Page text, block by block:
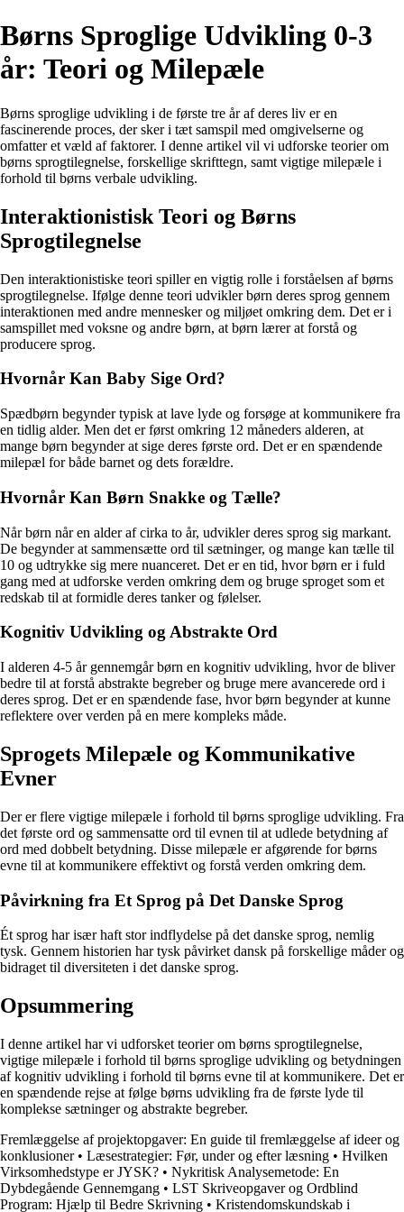
Børns Sproglige Udvikling 0-3
år: Teori og Milepæle
Børns sproglige udvikling i de første tre år af deres liv er en
fascinerende proces, der sker i tæt samspil med omgivelserne og
omfatter et væld af faktorer. I denne artikel vil vi udforske teorier om
børns sprogtilegnelse, forskellige skrifttegn, samt vigtige milepæle i
forhold til børns verbale udvikling.
Interaktionistisk Teori og Børns
Sprogtilegnelse
Den interaktionistiske teori spiller en vigtig rolle i forståelsen af børns
sprogtilegnelse. Ifølge denne teori udvikler børn deres sprog gennem
interaktionen med andre mennesker og miljøet omkring dem. Det er i
samspillet med voksne og andre børn, at børn lærer at forstå og
producere sprog.
Hvornår Kan Baby Sige Ord?
Spædbørn begynder typisk at lave lyde og forsøge at kommunikere fra
en tidlig alder. Men det er først omkring 12 måneders alderen, at
mange børn begynder at sige deres første ord. Det er en spændende
milepæl for både barnet og dets forældre.
Hvornår Kan Børn Snakke og Tælle?
Når børn når en alder af cirka to år, udvikler deres sprog sig markant.
De begynder at sammensætte ord til sætninger, og mange kan tælle til
10 og udtrykke sig mere nuanceret. Det er en tid, hvor børn er i fuld
gang med at udforske verden omkring dem og bruge sproget som et
redskab til at formidle deres tanker og følelser.
Kognitiv Udvikling og Abstrakte Ord
I alderen 4-5 år gennemgår børn en kognitiv udvikling, hvor de bliver
bedre til at forstå abstrakte begreber og bruge mere avancerede ord i
deres sprog. Det er en spændende fase, hvor børn begynder at kunne
reflektere over verden på en mere kompleks måde.
Sprogets Milepæle og Kommunikative
Evner
Der er flere vigtige milepæle i forhold til børns sproglige udvikling. Fra
det første ord og sammensatte ord til evnen til at udlede betydning af
ord med dobbelt betydning. Disse milepæle er afgørende for børns
evne til at kommunikere effektivt og forstå verden omkring dem.
Påvirkning fra Et Sprog på Det Danske Sprog
Ét sprog har især haft stor indflydelse på det danske sprog, nemlig
tysk. Gennem historien har tysk påvirket dansk på forskellige måder og
bidraget til diversiteten i det danske sprog.
Opsummering
I denne artikel har vi udforsket teorier om børns sprogtilegnelse,
vigtige milepæle i forhold til børns sproglige udvikling og betydningen
af kognitiv udvikling i forhold til børns evne til at kommunikere. Det er
en spændende rejse at følge børns udvikling fra de første lyde til
komplekse sætninger og abstrakte begreber.
Fremlæggelse af projektopgaver: En guide til fremlæggelse af ideer og
konklusioner• Læsestrategier: Før, under og efter læsning • Hvilken
Virksomhedstype er JYSK? • Nykritisk Analysemetode: En
Dybdegående Gennemgang • LST Skriveopgaver og Ordblind
Program: Hjælp til Bedre Skrivning • Kristendomskundskab i